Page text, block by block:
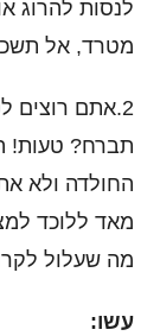
לנסות להרוג
מטרד, אל
2.אתם רוצים
תברח? טעות!
החולדה ולא
מאד ללוכד
מה שעלול
עשו: